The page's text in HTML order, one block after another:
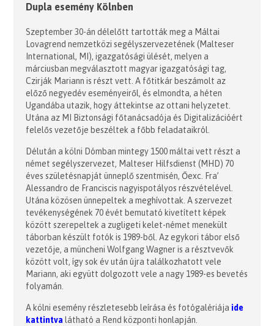
Dupla esemény Kölnben
Szeptember 30-án délelőtt tartották meg a Máltai
Lovagrend nemzetközi segélyszervezetének (Malteser
International, MI), igazgatósági ülését, melyen a
márciusban megválasztott magyar igazgatósági tag,
Czirják Mariann is részt vett. A főtitkár beszámolt az
előző negyedév eseményeiről, és elmondta, a héten
Ugandába utazik, hogy áttekintse az ottani helyzetet.
Utána az MI Biztonsági főtanácsadója és Digitalizációért
felelős vezetője beszéltek a főbb feladataikról.
Délután a kölni Dómban mintegy 1500 máltai vett részt a
német segélyszervezet, Malteser Hilfsdienst (MHD) 70
éves születésnapját ünneplő szentmisén, Őexc. Fra’
Alessandro de Franciscis nagyispotályos részvételével.
Utána közösen ünnepeltek a meghívottak. A szervezet
tevékenységének 70 évét bemutató kivetített képek
között szerepeltek a zugligeti kelet-német menekült
táborban készült fotók is 1989-ből. Az egykori tábor első
vezetője, a müncheni Wolfgang Wagner is a résztvevők
között volt, így sok év után újra találkozhatott vele
Mariann, aki együtt dolgozott vele a nagy 1989-es bevetés
folyamán.
A kölni esemény részletesebb leírása és fotógalériája ide
kattintva látható a Rend központi honlapján.